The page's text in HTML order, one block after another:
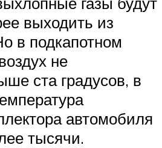
выходить из
в подкапотном
не
ста градусов, в
автомобиля
тысячи.